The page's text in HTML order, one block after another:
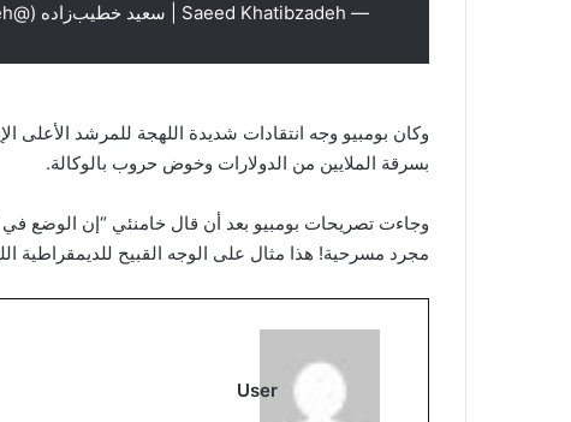
— Saeed Khatibzadeh | سعید خطیب‌زاده (@SKhatibzadeh)
وكان بومبيو وجه انتقادات شديدة اللهجة للمرشد الأعلى
بسرقة الملايين من الدولارات وخوض حروب بالوكالة.
وجاءت تصريحات بومبيو بعد أن قال خامنئي “إن الوضع في
مجرد مسرحية! هذا مثال على الوجه القبيح للديمقراطية
User